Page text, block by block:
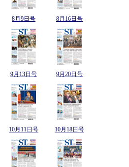
8月9日号 8月16日号
9月13日号 9月20日号
10月11日号 10月18日号